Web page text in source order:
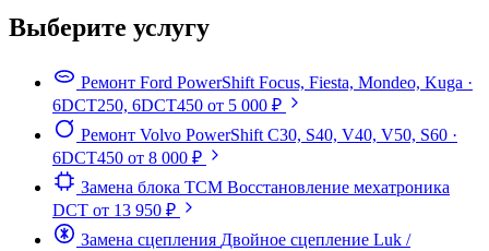
Выберите услугу
Ремонт Ford PowerShift Focus, Fiesta, Mondeo, Kuga ·
6DCT250, 6DCT450 от 5 000 ₽
Ремонт Volvo PowerShift C30, S40, V40, V50, S60 ·
6DCT450 от 8 000 ₽
Замена блока TCM Восстановление мехатроника
DCT от 13 950 ₽
Замена сцепления Двойное сцепление Luk /